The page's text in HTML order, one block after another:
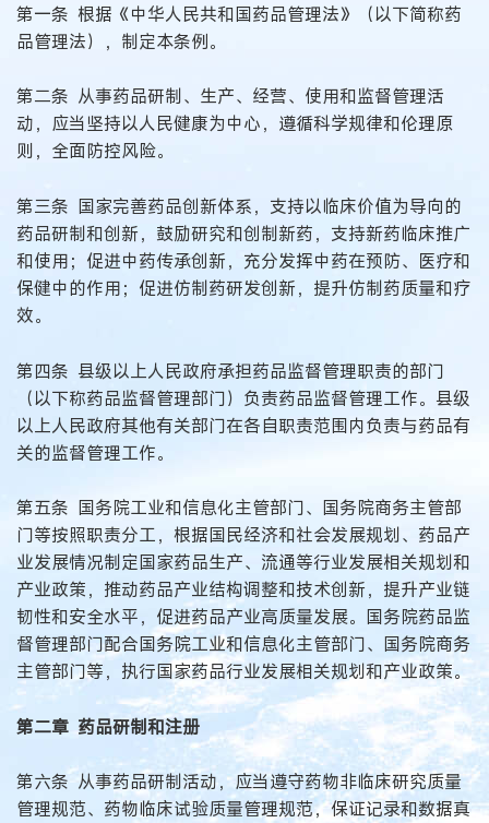
第一条 根据《中华人民共和国药品管理法》（以下简称药
品管理法），制定本条例。
第二条 从事药品研制、生产、经营、使用和监督管理活
动，应当坚持以人民健康为中心，遵循科学规律和伦理原
则，全面防控风险。
第三条 国家完善药品创新体系，支持以临床价值为导向的
药品研制和创新，鼓励研究和创制新药，支持新药临床推广
和使用；促进中药传承创新，充分发挥中药在预防、医疗和
保健中的作用；促进仿制药研发创新，提升仿制药质量和疗
效。
第四条 县级以上人民政府承担药品监督管理职责的部门
（以下称药品监督管理部门）负责药品监督管理工作。县级
以上人民政府其他有关部门在各自职责范围内负责与药品有
关的监督管理工作。
第五条 国务院工业和信息化主管部门、国务院商务主管部
门等按照职责分工，根据国民经济和社会发展规划、药品产
业发展情况制定国家药品生产、流通等行业发展相关规划和
产业政策，推动药品产业结构调整和技术创新，提升产业链
韧性和安全水平，促进药品产业高质量发展。国务院药品监
督管理部门配合国务院工业和信息化主管部门、国务院商务
主管部门等，执行国家药品行业发展相关规划和产业政策。
第二章 药品研制和注册
第六条 从事药品研制活动，应当遵守药物非临床研究质量
管理规范、药物临床试验质量管理规范，保证记录和数据真